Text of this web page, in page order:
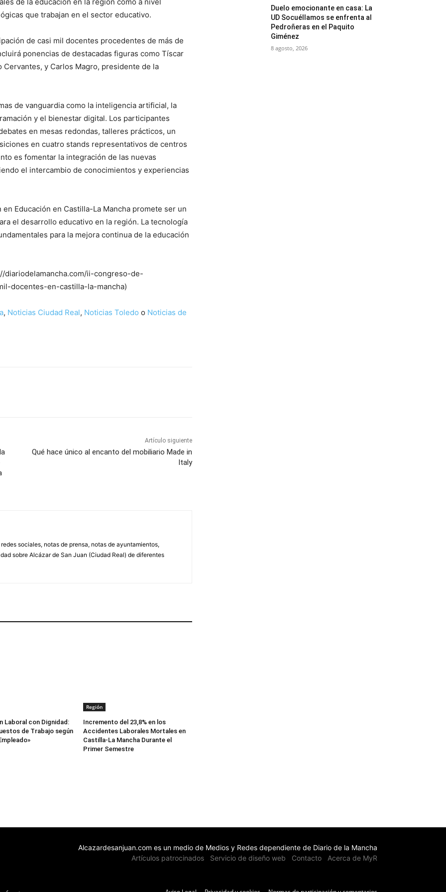
que trabajan en el sector educativo.
de casi mil docentes procedentes de más de
ponencias de destacadas figuras como Tíscar
y Carlos Magro, presidente de la
de vanguardia como la inteligencia artificial, la
y el bienestar digital. Los participantes
en mesas redondas, talleres prácticos, un
en cuatro stands representativos de centros
es fomentar la integración de las nuevas
el intercambio de conocimientos y experiencias
Educación en Castilla-La Mancha promete ser un
el desarrollo educativo en la región. La tecnología
para la mejora continua de la educación
diariodelamancha.com/ii-congreso-de-
docentes-en-castilla-la-mancha)
, Noticias Ciudad Real, Noticias Toledo o Noticias de
Artículo siguiente
Qué hace único al encanto del mobiliario Made in
Italy
sociales, notas de prensa, notas de ayuntamientos,
sobre Alcázar de San Juan (Ciudad Real) de diferentes
Laboral con Dignidad:
de Trabajo según
Región
Incremento del 23,8% en los
Accidentes Laborales Mortales en
Castilla-La Mancha Durante el
Primer Semestre
Duelo emocionante en casa: La
UD Socuéllamos se enfrenta al
Pedroñeras en el Paquito
Giménez
8 agosto, 2026
Alcazardesanjuan.com es un medio de Medios y Redes dependiente de Diario de la Mancha
Artículos patrocinados
Servicio de diseño web Contacto Acerca de MyR